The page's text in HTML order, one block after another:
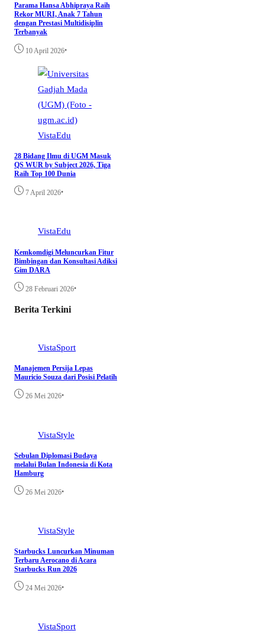
Parama Hansa Abhipraya Raih
Rekor MURI, Anak 7 Tahun
dengan Prestasi Multidisiplin
Terbanyak
10 April 2026•
VistaEdu
28 Bidang Ilmu di UGM Masuk
QS WUR by Subject 2026, Tiga
Raih Top 100 Dunia
7 April 2026•
VistaEdu
Kemkomdigi Meluncurkan Fitur
Bimbingan dan Konsultasi Adiksi
Gim DARA
28 Februari 2026•
Berita Terkini
VistaSport
Manajemen Persija Lepas
Mauricio Souza dari Posisi Pelatih
26 Mei 2026•
VistaStyle
Sebulan Diplomasi Budaya
melalui Bulan Indonesia di Kota
Hamburg
26 Mei 2026•
VistaStyle
Starbucks Luncurkan Minuman
Terbaru Aerocano di Acara
Starbucks Run 2026
24 Mei 2026•
VistaSport